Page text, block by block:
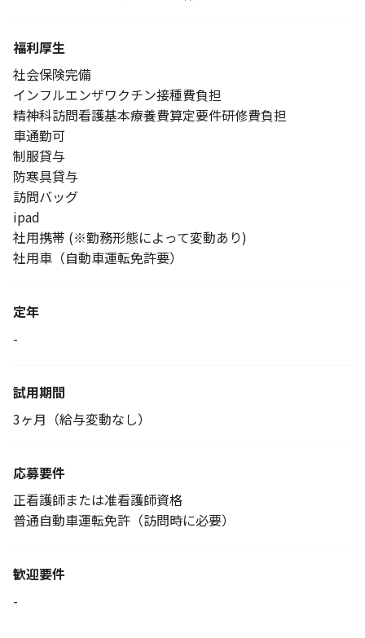
福利厚生
社会保険完備
インフルエンザワクチン接種費負担
精神科訪問看護基本療養費算定要件研修費負担
車通勤可
制服貸与
防寒具貸与
訪問バッグ
ipad
社用携帯 (※勤務形態によって変動あり)
社用車（自動車運転免許要）
定年
-
試用期間
3ヶ月（給与変動なし）
応募要件
正看護師または准看護師資格
普通自動車運転免許（訪問時に必要）
歓迎要件
-